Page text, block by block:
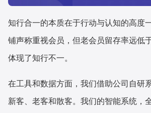
知行合一的本质在于行动与认知的高度
铺声称重视会员，但老会员留存率远低
体现了知行不一。
在工具和数据方面，我们借助公司自研
新客、老客和散客。我们的智能系统，